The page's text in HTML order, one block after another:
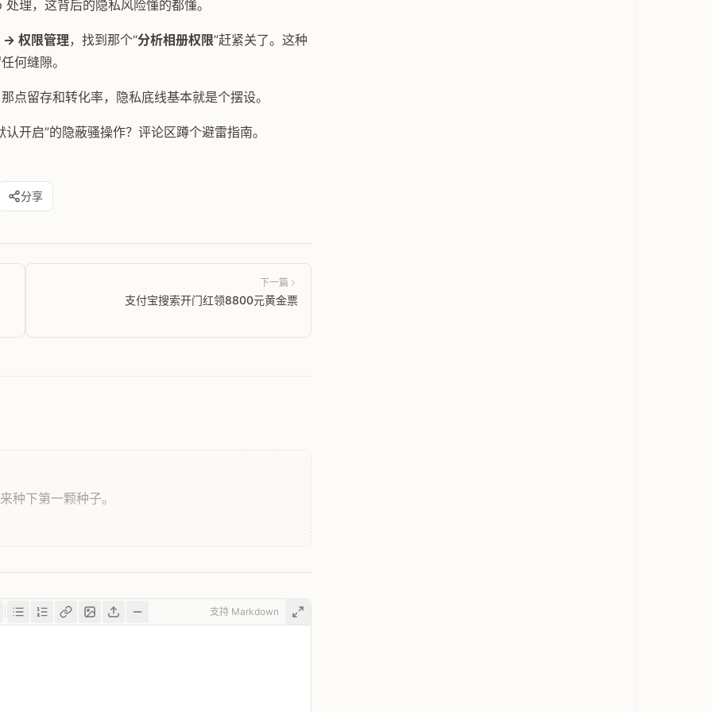
理，这背后的隐私风险懂的都懂。
> 权限管理，找到那个“分析相册权限”赶紧关了。这种
何缝隙。
点留存和转化率，隐私底线基本就是个摆设。
开启”的隐蔽骚操作？评论区蹲个避雷指南。
分享
下一篇
支付宝搜索开门红领8800元黄金票
种下第一颗种子。
支持 Markdown